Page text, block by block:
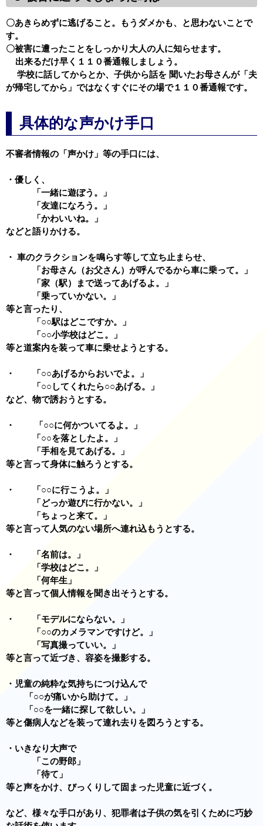
〇あきらめずに逃げること。もうダメかも、と思わないことで
す。
〇被害に遭ったことをしっかり大人の人に知らせます。
出来るだけ早く１１０番通報しましょう。
学校に話してからとか、子供から話を 聞いたお母さんが「夫
が帰宅してから」ではなくすぐにその場で１１０番通報です。
具体的な声かけ手口
不審者情報の「声かけ」等の手口には、
・優しく、
「一緒に遊ぼう。」
「友達になろう。」
「かわいいね。」
などと語りかける。
・ 車のクラクションを鳴らす等して立ち止まらせ、
「お母さん（お父さん）が呼んでるから車に乗って。」
「家（駅）まで送ってあげるよ。」
「乗っていかない。」
等と言ったり、
「○○駅はどこですか。」
「○○小学校はどこ。」
等と道案内を装って車に乗せようとする。
・ 「○○あげるからおいでよ。」
「○○してくれたら○○あげる。」
など、物で誘おうとする。
・ 「○○に何かついてるよ。」
「○○を落としたよ。」
「手相を見てあげる。」
等と言って身体に触ろうとする。
・ 「○○に行こうよ。」
「どっか遊びに行かない。」
「ちょっと来て。」
等と言って人気のない場所へ連れ込もうとする。
・ 「名前は。」
「学校はどこ。」
「何年生」
等と言って個人情報を聞き出そうとする。
・ 「モデルにならない。」
「○○のカメラマンですけど。」
「写真撮っていい。」
等と言って近づき、容姿を撮影する。
・児童の純粋な気持ちにつけ込んで
「○○が痛いから助けて。」
「○○を一緒に探して欲しい。」
等と傷病人などを装って連れ去りを図ろうとする。
・いきなり大声で
「この野郎」
「待て」
等と声をかけ、びっくりして固まった児童に近づく。
など、様々な手口があり、犯罪者は子供の気を引くために巧妙